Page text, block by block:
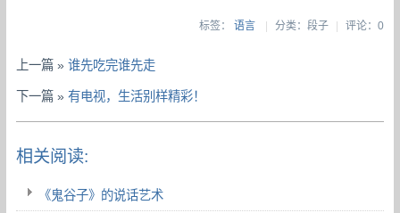
标签： 语言 | 分类：段子| 评论：0
上一篇 »谁先吃完谁先走
下一篇 »有电视，生活别样精彩！
相关阅读:
《鬼谷子》的说话艺术